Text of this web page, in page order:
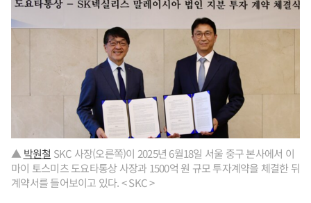
▲ 박원철 SKC 사장(오른쪽)이 2025년 6월18일 서울 중구 본사에서 이
마이 토스미츠 도요타통상 사장과 1500억 원 규모 투자계약을 체결한 뒤
계약서를 들어보이고 있다. < SKC >